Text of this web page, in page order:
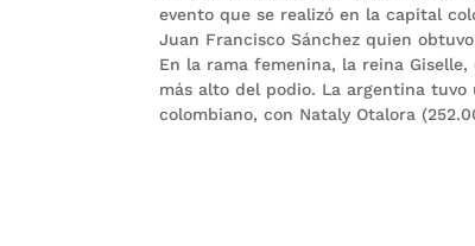
evento que se realizó en la capital
Juan Francisco Sánchez quien
En la rama femenina, la reina
más alto del podio. La argentina
colombiano, con Nataly Otalora